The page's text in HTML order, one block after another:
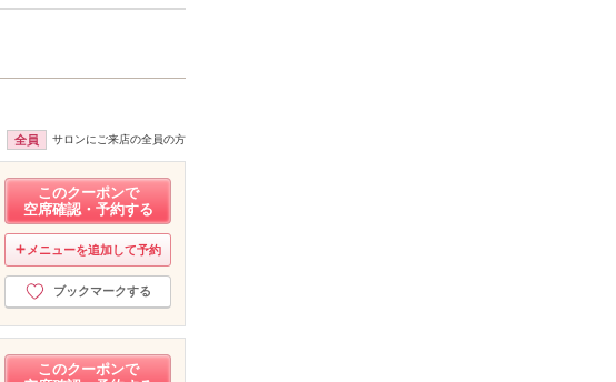
全員 サロンにご来店の全員の方
このクーポンで
空席確認・予約する
メニューを追加して予約
ブックマークする
このクーポンで